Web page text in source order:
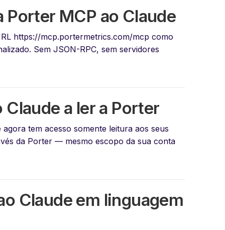
Porter MCP ao Claude
https://mcp.portermetrics.com/mcp como
Sem JSON-RPC, sem servidores
a ler a Porter
agora tem acesso somente leitura aos seus
da Porter — mesmo escopo da sua conta
Claude em linguagem